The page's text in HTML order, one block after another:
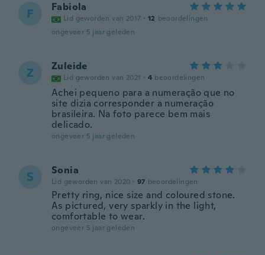
F Fabiola
Lid geworden van 2017 · 12 beoordelingen
ongeveer 5 jaar geleden
Z Zuleide
Lid geworden van 2021 · 4 beoordelingen
Achei pequeno para a numeração que no
site dizia corresponder a numeração
brasileira. Na foto parece bem mais
delicado.
ongeveer 5 jaar geleden
S Sonia
Lid geworden van 2020 · 97 beoordelingen
Pretty ring, nice size and coloured stone.
As pictured, very sparkly in the light,
comfortable to wear.
ongeveer 5 jaar geleden